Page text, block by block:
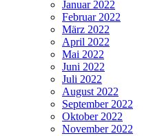
Januar 2022
Februar 2022
März 2022
April 2022
Mai 2022
Juni 2022
Juli 2022
August 2022
September 2022
Oktober 2022
November 2022